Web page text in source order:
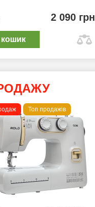
2 090 грн
кошик
Топ продажів